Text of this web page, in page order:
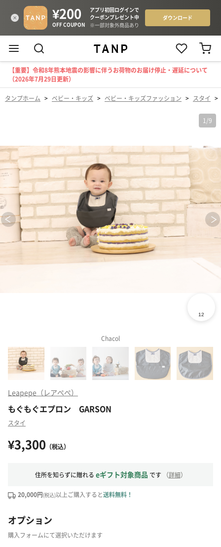
【重要】令和8年熊本地震の影響に伴うお荷物のお届け停止・遅延について
（2026年7月29日更新）
タンプホーム > ベビー・キッズ > ベビー・キッズファッション > スタイ >
1 /9
Chacol
Leapepe（レアぺぺ）
もぐもぐエプロン GARSON
スタイ
¥3,300 （税込）
住所を知らずに贈れる eギフト対象商品 です （詳細）
20,000円(税込)以上ご購入すると送料無料！
オプション
購入フォームにて選択いただけます